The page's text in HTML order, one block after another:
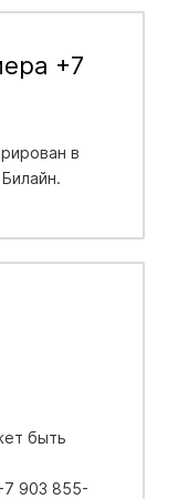
+7
в
быть
903 855-